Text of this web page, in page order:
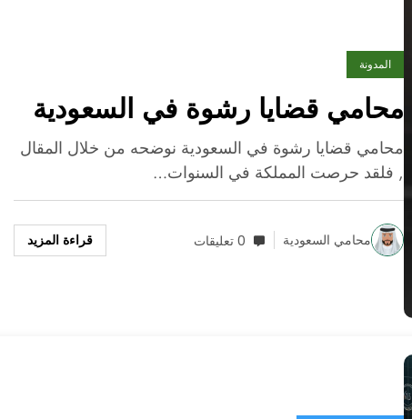
المدونة
محامي قضايا رشوة في السعودية
محامي قضايا رشوة في السعودية نوضحه من خلال المقال
, فلقد حرصت المملكة في السنوات…
محامي السعودية 0 تعليقات قراءة المزيد